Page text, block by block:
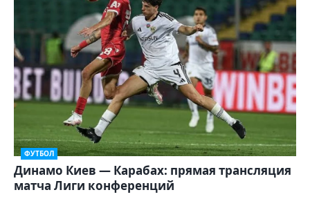
ФУТБОЛ
Динамо Киев — Карабах: прямая трансляция
матча Лиги конференций